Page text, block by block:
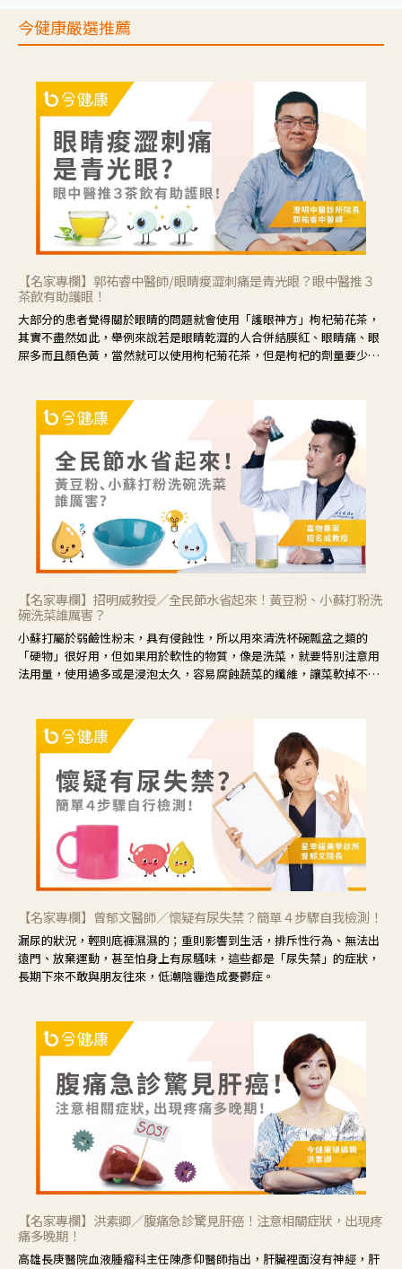
今健康嚴選推薦
【名家專欄】郭祐睿中醫師/眼睛痠澀刺痛是青光眼？眼中醫推３
茶飲有助護眼！
大部分的患者覺得關於眼睛的問題就會使用「護眼神方」枸杞菊花茶，
其實不盡然如此，舉例來說若是眼睛乾澀的人合併結膜紅、眼睛痛、眼
屎多而且顏色黃，當然就可以使用枸杞菊花茶，但是枸杞的劑量要少，
候就要使用菊花、金銀花來治療；假如單純的眼睛乾澀，結膜沒有紅，
眼睛周圍沒有眼屎，這種情況是屬於「陰虛」，就可以使用枸杞、蓮
藕、麥門冬、山藥等比較滋潤的藥材，效果就更顯著。
【名家專欄】招明威教授／全民節水省起來！黃豆粉、小蘇打粉洗
碗洗菜誰厲害？
小蘇打屬於弱鹼性粉末，具有侵蝕性，所以用來清洗杯碗瓢盆之類的
「硬物」很好用，但如果用於軟性的物質，像是洗菜，就要特別注意用
法用量，使用過多或是浸泡太久，容易腐蝕蔬菜的纖維，讓菜軟掉不清
【名家專欄】曾郁文醫師／懷疑有尿失禁？簡單４步驟自我檢測！
漏尿的狀況，輕則底褲濕濕的；重則影響到生活，排斥性行為、無法出
遠門、放棄運動，甚至怕身上有尿騷味，這些都是「尿失禁」的症狀，
長期下來不敢與朋友往來，低潮陰霾造成憂鬱症。
【名家專欄】洪素卿／腹痛急診驚見肝癌！注意相關症狀，出現疼
痛多晚期！
高雄長庚醫院血液腫瘤科主任陳彥仰醫師指出，肝臟裡面沒有神經，肝